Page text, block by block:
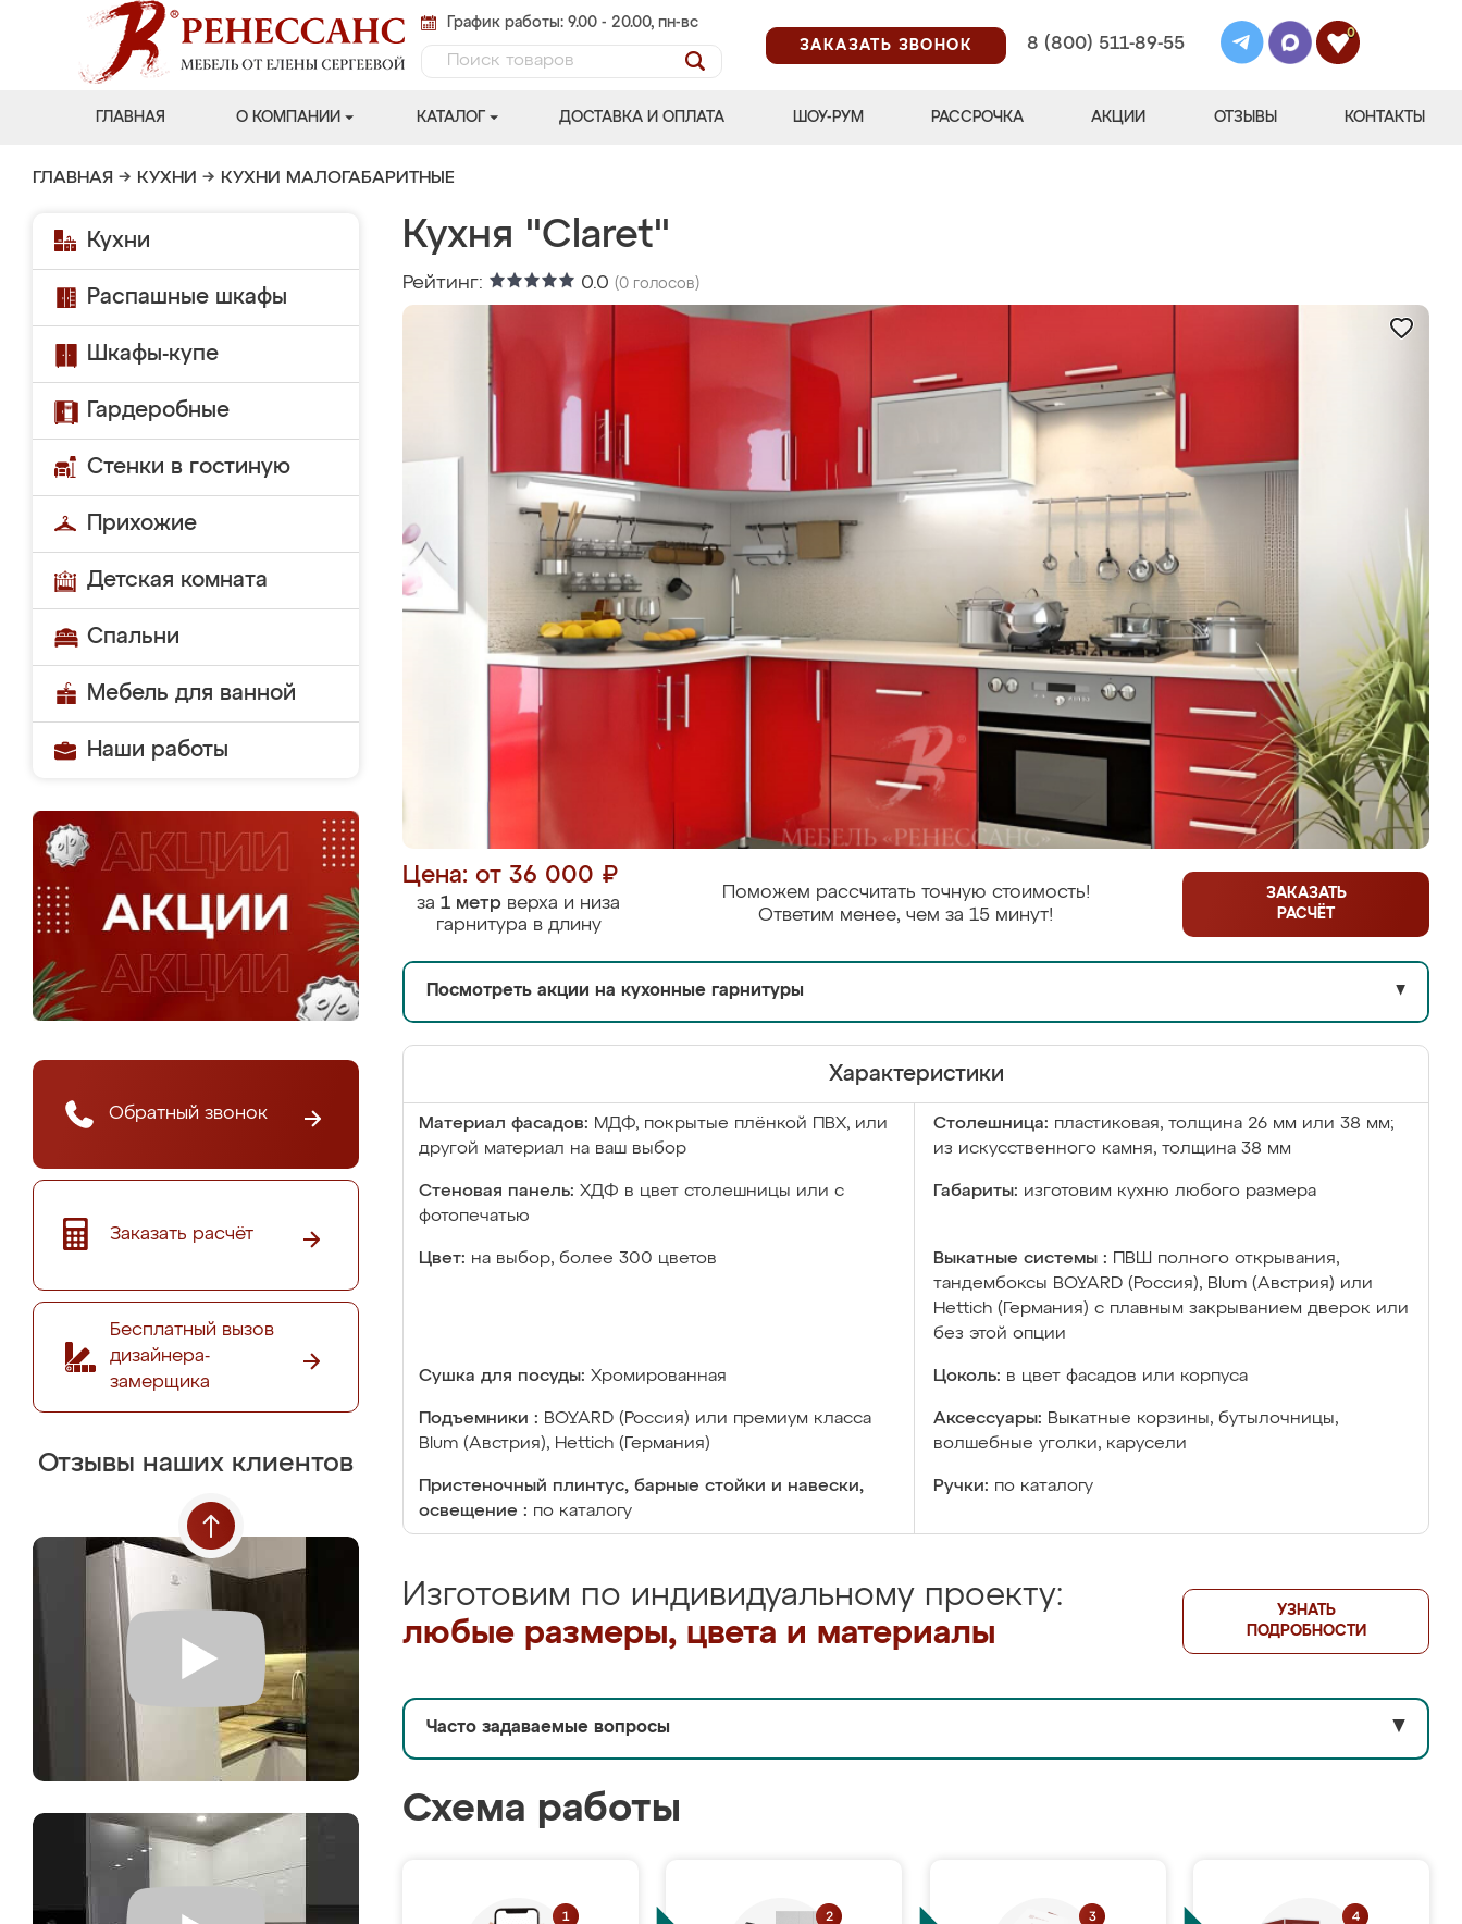
График работы: 9.00 - 20.00, пн-вс
ЗАКАЗАТЬ ЗВОНОК
8 (800) 511-89-55
0
ГЛАВНАЯ О КОМПАНИИ КАТАЛОГ ДОСТАВКА И ОПЛАТА ШОУ-РУМ РАССРОЧКА АКЦИИ ОТЗЫВЫ КОНТАКТЫ
ГЛАВНАЯ → КУХНИ → КУХНИ МАЛОГАБАРИТНЫЕ
Кухни
Распашные шкафы
Шкафы-купе
Гардеробные
Стенки в гостиную
Прихожие
Детская комната
Спальни
Мебель для ванной
Наши работы
Обратный звонок
Заказать расчёт
Бесплатный вызов
дизайнера-
замерщика
Отзывы наших клиентов
Кухня "Claret"
Рейтинг: 0.0 (0 голосов)
Цена: от 36 000 ₽
за 1 метр верха и низа
гарнитура в длину
Поможем рассчитать точную стоимость!
Ответим менее, чем за 15 минут!
ЗАКАЗАТЬ
РАСЧЁТ
Посмотреть акции на кухонные гарнитуры ▼
Характеристики
Материал фасадов: МДФ, покрытые плёнкой ПВХ, или
другой материал на ваш выбор
Столешница: пластиковая, толщина 26 мм или 38 мм;
из искусственного камня, толщина 38 мм
Стеновая панель: ХДФ в цвет столешницы или с
фотопечатью
Габариты: изготовим кухню любого размера
Цвет: на выбор, более 300 цветов Выкатные системы :
ПВШ полного открывания,
тандембоксы BOYARD (Россия), Blum (Австрия) или
Hettich (Германия) с плавным закрыванием дверок или
без этой опции
Сушка для посуды: Хромированная Цоколь: в цвет фасадов или корпуса
Подъемники : BOYARD (Россия) или премиум класса
Blum (Австрия), Hettich (Германия)
Аксессуары: Выкатные корзины, бутылочницы,
волшебные уголки, карусели
Пристеночный плинтус, барные стойки и навески,
освещение : по каталогу
Ручки: по каталогу
Изготовим по индивидуальному проекту:
любые размеры, цвета и материалы
УЗНАТЬ
ПОДРОБНОСТИ
Часто задаваемые вопросы ▼
Схема работы